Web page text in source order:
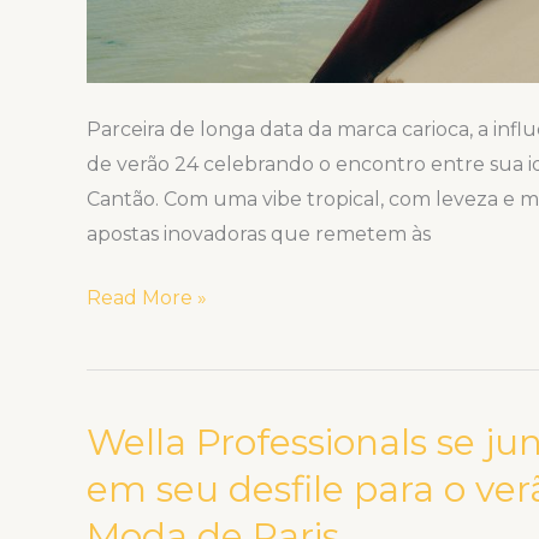
Parceira de longa data da marca carioca, a
de verão 24 celebrando o encontro entre sua
Cantão. Com uma vibe tropical, com leveza e
apostas inovadoras que remetem às
Read More »
Wella Professionals se
em seu desfile para o
Wella
se